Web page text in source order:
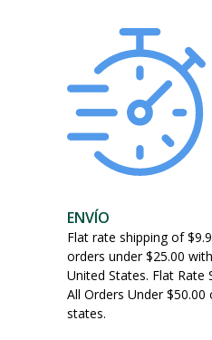
ENVÍO
Flat rate shipping of
orders under $25.00
United States. Flat Rate
All Orders Under
states.